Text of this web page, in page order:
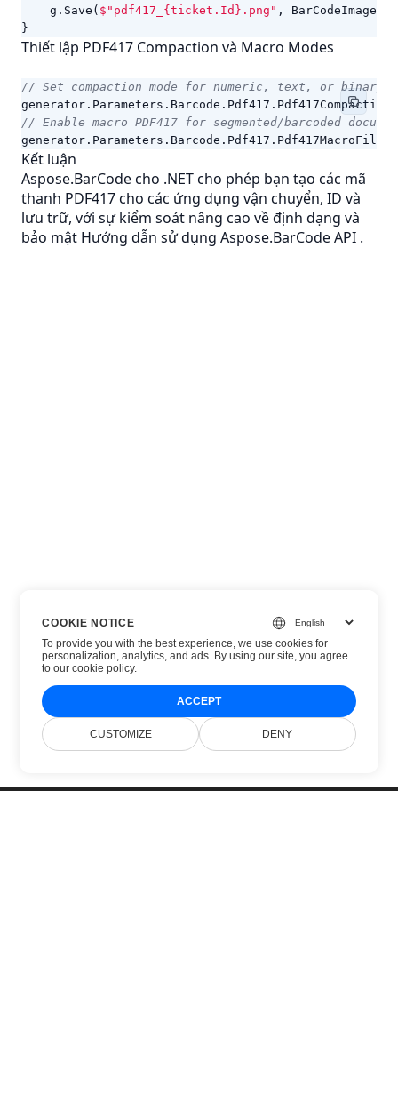
g . Save ( $"pdf417_{ticket.Id}.png" ,
}
Thiết lập PDF417 Compaction và Macro Modes
// Set compaction mode for numeric, text, or binary
generator . Parameters . Barcode . Pdf417 .
// Enable macro PDF417 for segmented/barcoded
generator . Parameters . Barcode . Pdf417 . Pdf417MacroFileID
Kết luận
Aspose.BarCode cho .NET cho phép bạn tạo các mã
thanh PDF417 cho các ứng dụng vận chuyển, ID và
lưu trữ, với sự kiểm soát nâng cao về định dạng và
bảo mật Hướng dẫn sử dụng Aspose.BarCode API .
COOKIE NOTICE
To provide you with the best experience, we use cookies for
personalization, analytics, and ads. By using our site, you agree
toour cookie policy.
ACCEPT
CUSTOMIZE DENY